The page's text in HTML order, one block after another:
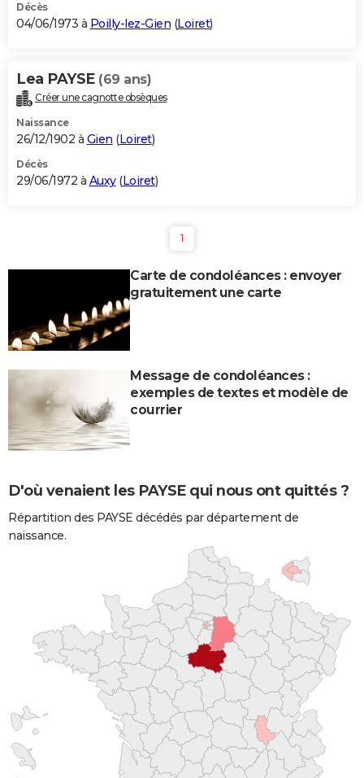
Décès
04/06/1973 à Poilly-lez-Gien (Loiret)
Lea PAYSE (69 ans)
Créer une cagnotte obsèques
Naissance
26/12/1902 à Gien (Loiret)
Décès
29/06/1972 à Auxy(Loiret)
1
Carte de condoléances : envoyer
gratuitement une carte
Message de condoléances :
exemples de textes et modèle de
courrier
D'où venaient les PAYSE qui nous ont quittés ?
Répartition des PAYSE décédés par département de
naissance.